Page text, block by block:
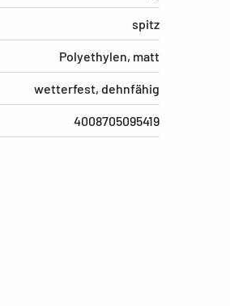
spitz
Polyethylen, matt
wetterfest, dehnfähig
4008705095419